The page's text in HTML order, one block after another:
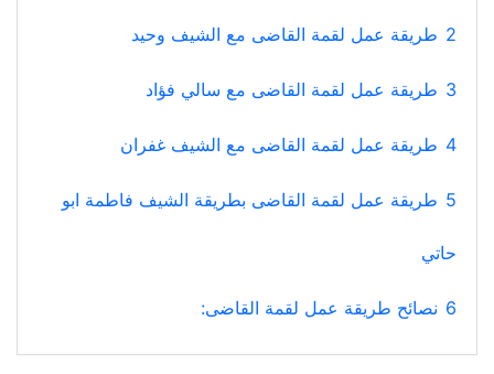
2 طريقة عمل لقمة القاضى مع الشيف وحيد
3 طريقة عمل لقمة القاضى مع سالي فؤاد
4 طريقة عمل لقمة القاضى مع الشيف غفران
5 طريقة عمل لقمة القاضى بطريقة الشيف فاطمة ابو
حاتي
6 نصائح طريقة عمل لقمة القاضى: